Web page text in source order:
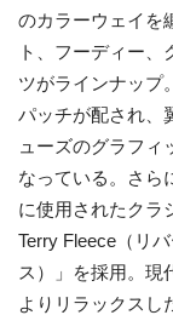
のカラーウェイを
ト、フーディー
ツがラインナップ
パッチが配され、
ューズのグラフィ
なっている。さら
に使用されたクラ
Terry Fleece（リ
ス）」を採用。現
よりリラックスし